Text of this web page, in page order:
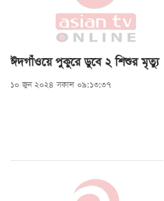
ঈদগাঁওয়ে পুকুরে ডুবে ২ শিশুর মৃত্যু
১০ জুন ২০২৪ সকাল ০৯:১৩:৩৭